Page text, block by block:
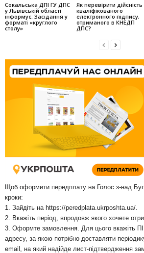
Cокальська ДПІ ГУ ДПС
у Львівській області
інформує: Засідання у
форматі «круглого
столу»
Як перевірити дійсність
кваліфікованого
електронного підпису,
отриманого в КНЕДП
ДПС?
Щоб оформити передплату на Голос з-над
кроки:
1. Зайдіть на https://peredplata.ukrposhta.ua/
2. Вкажіть період, впродовж якого хочете
3. Оформте замовлення. Для цього вкажіть
адресу, за якою потрібно доставляти
email, на який надійде лист-підтвердження